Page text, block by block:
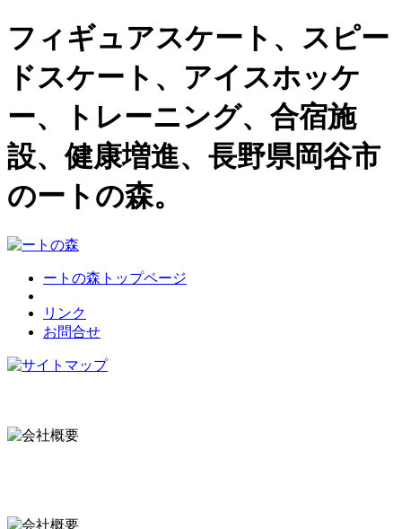
フィギュアスケート、スピー
ドスケート、アイスホッケ
ー、トレーニング、合宿施
設、健康増進、長野県岡谷市
のートの森。
ートの森トップページ
リンク
お問合せ